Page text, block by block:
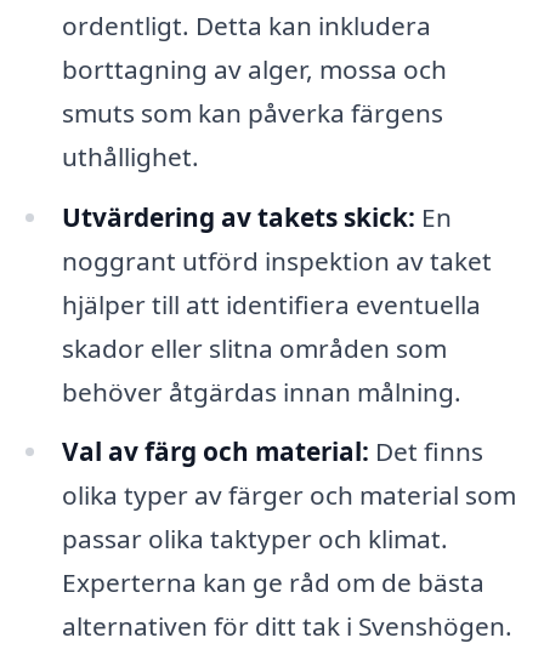
ordentligt. Detta kan inkludera
borttagning av alger, mossa och
smuts som kan påverka färgens
uthållighet.
Utvärdering av takets skick: En
noggrant utförd inspektion av taket
hjälper till att identifiera eventuella
skador eller slitna områden som
behöver åtgärdas innan målning.
Val av färg och material: Det finns
olika typer av färger och material som
passar olika taktyper och klimat.
Experterna kan ge råd om de bästa
alternativen för ditt tak i Svenshögen.